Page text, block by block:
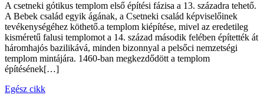
A csetneki gótikus templom első építési fázisa a 13. századra tehető.
A Bebek család egyik ágának, a Csetneki család képviselőinek
tevékenységéhez köthető.a templom kiépítése, mivel az eredetileg
kisméretű falusi templomot a 14. század második felében építették át
háromhajós bazilikává, minden bizonnyal a pelsőci nemzetségi
templom mintájára. 1460-ban megkezdődött a templom
építésének[…]
Egész cikk